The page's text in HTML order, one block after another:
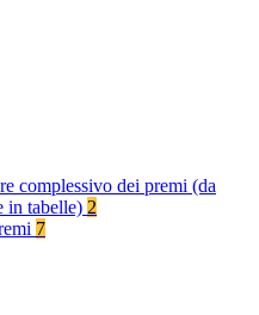
complessivo dei premi (da
in tabelle) 2
7